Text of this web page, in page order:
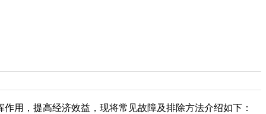
用，提高经济效益，现将常见故障及排除方法介绍如下：